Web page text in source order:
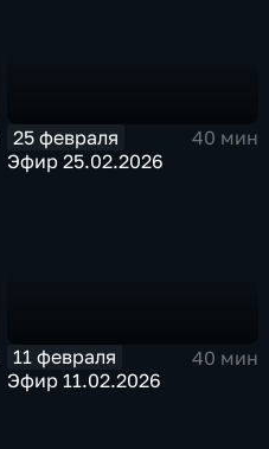
25 февраля
40 мин
Эфир 25.02.2026
11 февраля
40 мин
Эфир 11.02.2026